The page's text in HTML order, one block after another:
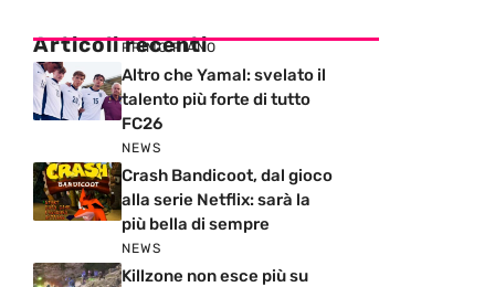
Articoli recenti
PRIMO PIANO
Altro che Yamal: svelato il
talento più forte di tutto
FC26
NEWS
Crash Bandicoot, dal gioco
alla serie Netflix: sarà la
più bella di sempre
NEWS
Killzone non esce più su